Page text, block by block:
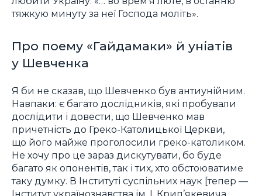
тяжкую минуту за неї Господа моліть».
Про поему «Гайдамаки» й уніатів
у Шевченка
Я би не сказав, що Шевченко був антиунійним.
Навпаки: є багато дослідників, які пробували
дослідити і довести, що Шевченко мав
причетність до Греко-Католицької Церкви,
що його майже проголосили греко-католиком.
Не хочу про це зараз дискутувати, бо буде
багато як опонентів, так і тих, хто обстоюватиме
таку думку. В Інституті суспільних наук [тепер —